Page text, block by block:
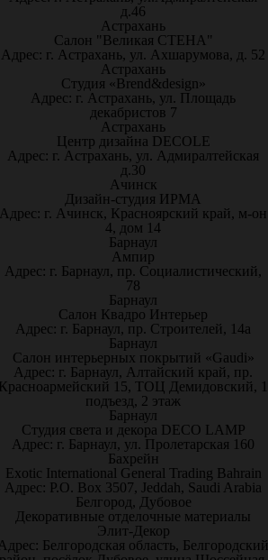
д.46
Астрахань
Салон "Великая СТЕНА"
Адрес: г. Астрахань, ул. Ахшарумова, д. 52
Астрахань
Студия «Brend&design»
Адрес: г. Астрахань, ул. Площадь
декабристов 7
Астрахань
Центр дизайна DECOLE
Адрес: г. Астрахань, ул. Адмиралтейская
д.30
Ачинск
Дизайн-студия ИРМА
Адрес: г. Ачинск, Красноярский край, м-он
4, дом 14
Барнаул
Ампир
Адрес: г. Барнаул, пр. Социалистический,
78
Барнаул
Салон Квадро Интерьер
Адрес: г. Барнаул, пр. Строителей, 14а
Барнаул
Салон интерьерных покрытий «Gaudi»
Адрес: г. Барнаул, Алтайский край, пр.
15, ТОЦ Демидовский, 1
подъезд, 2 этаж
Барнаул
Студия света и декора DECO LAMP
Адрес: г. Барнаул, ул. Пролетарская 160
Бахрейн
Exotic International General Trading Bahrain
Адрес: P.O. Box 3507, Jeddah, Saudi Arabia
Белгород, Дубовое
Декоративные отделочные материалы
Элит-Декор
Белгородская область, Белгородский